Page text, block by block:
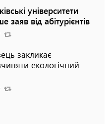
університети
від абітурієнтів
закликає
екологічний